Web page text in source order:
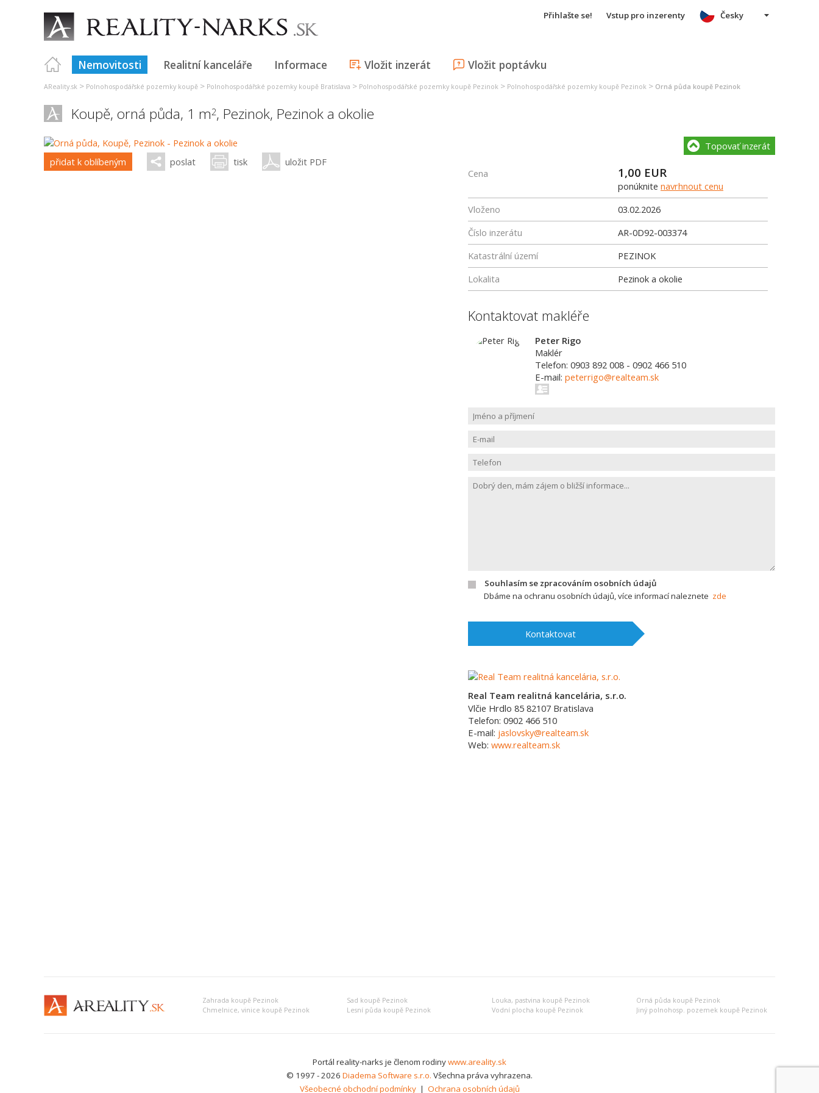
Přihlašte se! Vstup pro inzerenty
Nemovitosti Realitní kanceláře Informace Vložit inzerát Vložit poptávku
Česky
AReality.sk > Polnohospodářské pozemky koupě > Polnohospodářské pozemky koupě Bratislava > Polnohospodářské pozemky koupě Pezinok > Polnohospodářské pozemky koupě Pezinok > Orná půda koupě Pezinok
Koupě, orná půda, 1 m2, Pezinok, Pezinok a okolie
přidat k oblíbeným poslat tisk uložit PDF
Topovať inzerát
Cena 1,00 EUR
ponúknite navrhnout cenu
Vloženo
03.02.2026
Číslo inzerátu
AR-0D92-003374
Katastrální území
PEZINOK
Lokalita
Pezinok a okolie
Kontaktovat makléře
Peter Rigo
Maklér
Telefon: 0903 892 008 - 0902 466 510
E-mail: peterrigo@realteam.sk
Souhlasím se zpracováním osobních údajů
Dbáme na ochranu osobních údajů, více informací naleznete zde
Kontaktovat
Real Team realitná kancelária, s.r.o.
Vlčie Hrdlo 85 82107 Bratislava
Telefon: 0902 466 510
E-mail: jaslovsky@realteam.sk
Web: www.realteam.sk
Zahrada koupě Pezinok Sad koupě Pezinok Louka, pastvina koupě Pezinok
Orná půda koupě Pezinok
Chmelnice, vinice koupě Pezinok
Lesní půda koupě Pezinok Vodní plocha koupě Pezinok Jiný polnohosp. pozemek koupě Pezinok
Portál reality-narks je členom rodinywww.areality.sk
© 1997 - 2026 Diadema Software s.r.o. Všechna práva vyhrazena.
Všeobecné obchodní podmínky | Ochrana osobních údajů